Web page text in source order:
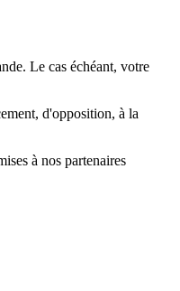
Le cas échéant, votre
d'opposition, à la
à nos partenaires